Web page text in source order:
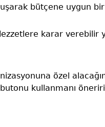
bütçene uygun
karar verebilir
özel
kullanmanı